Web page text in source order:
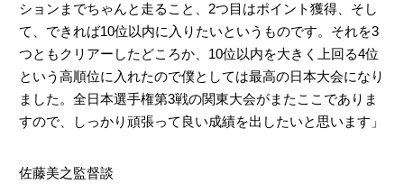
ションまでちゃんと走ること、2つ目はポイント獲得、そし
て、できれば10位以内に入りたいというものです。それを3
つともクリアーしたどころか、10位以内を大きく上回る4位
という高順位に入れたので僕としては最高の日本大会になり
ました。全日本選手権第3戦の関東大会がまたここでありま
すので、しっかり頑張って良い成績を出したいと思います」
佐藤美之監督談